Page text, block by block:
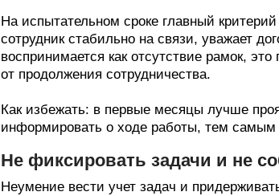
На испытательном сроке главный
сотрудник стабильно на связи, уважает
воспринимается как отсутствие рамок,
от продолжения сотрудничества.
Как избежать: в первые месяцы лучше
информировать о ходе работы, тем самым
Не фиксировать задачи и не
Неумение вести учет задач и